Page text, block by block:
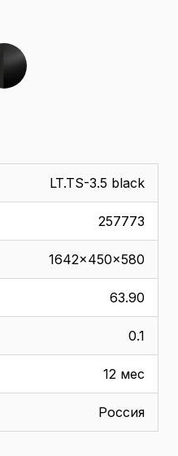
LT.TS-3.5 black
257773
1642x450x580
63.90
0.1
12 мес
Россия